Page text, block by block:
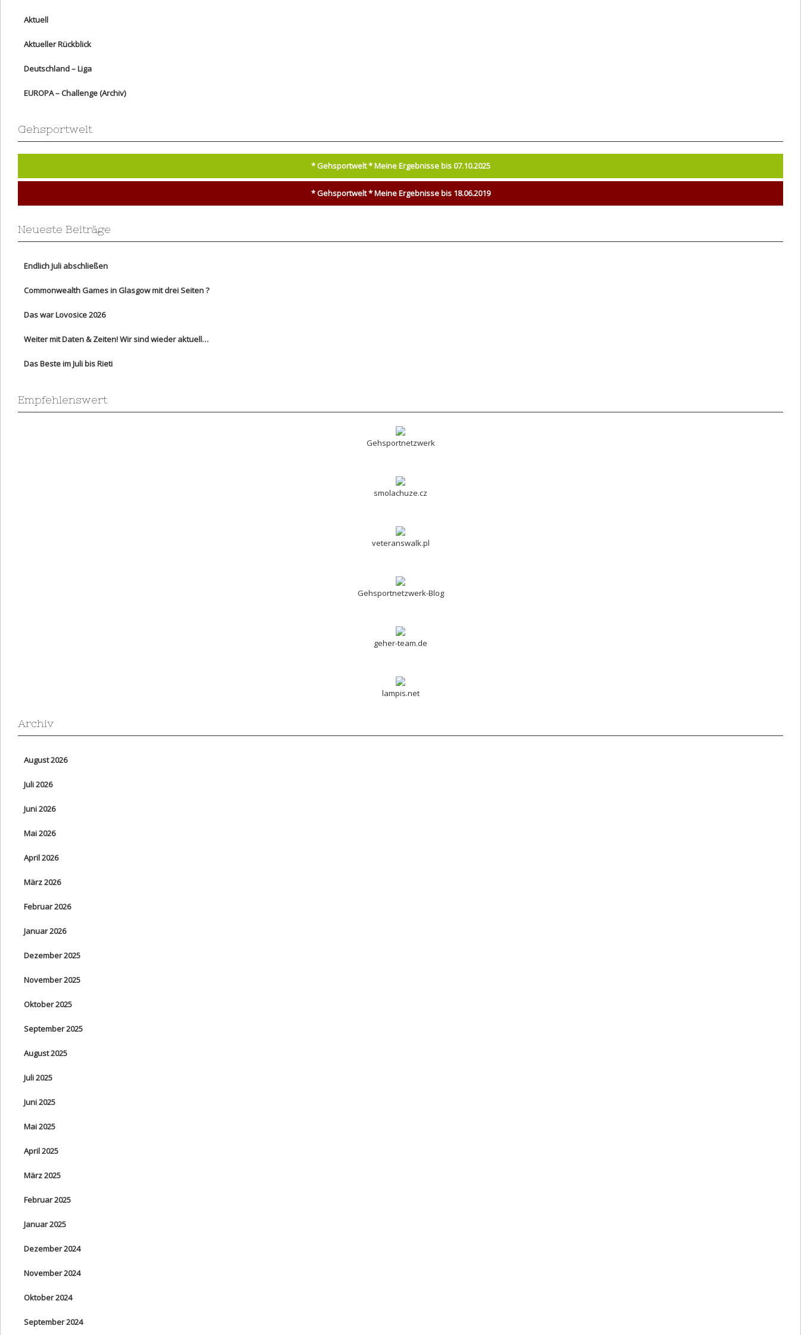
Aktuell
Aktueller Rückblick
Deutschland – Liga
EUROPA – Challenge (Archiv)
Gehsportwelt
* Gehsportwelt * Meine Ergebnisse bis 07.10.2025
* Gehsportwelt * Meine Ergebnisse bis 18.06.2019
Neueste Beiträge
Endlich Juli abschließen
Commonwealth Games in Glasgow mit drei Seiten ?
Das war Lovosice 2026
Weiter mit Daten & Zeiten! Wir sind wieder aktuell…
Das Beste im Juli bis Rieti
Empfehlenswert
Gehsportnetzwerk
smolachuze.cz
veteranswalk.pl
Gehsportnetzwerk-Blog
geher-team.de
lampis.net
Archiv
August 2026
Juli 2026
Juni 2026
Mai 2026
April 2026
März 2026
Februar 2026
Januar 2026
Dezember 2025
November 2025
Oktober 2025
September 2025
August 2025
Juli 2025
Juni 2025
Mai 2025
April 2025
März 2025
Februar 2025
Januar 2025
Dezember 2024
November 2024
Oktober 2024
September 2024